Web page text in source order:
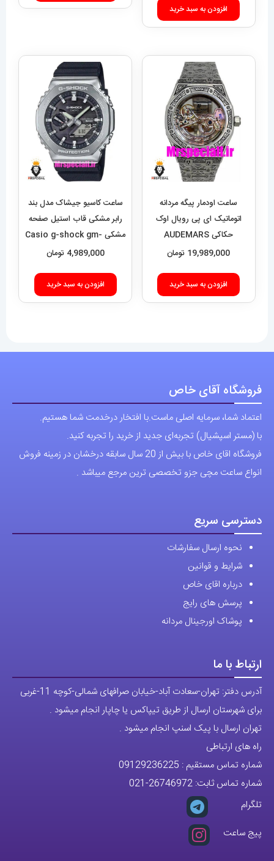
افزودن به سبد خرید
ساعت اودمار پیگه مردانه
اتوماتیک ای پی رویال اوک
حکاکی AUDEMARS
PIGUET ROYAL Oak
19,989,000 تومان
افزودن به سبد خرید
ساعت کاسیو جیشاک مدل بند
رابر مشکی قاب استیل صفحه
مشکی Casio g-shock gm-
2100 021462
4,989,000 تومان
افزودن به سبد خرید
فروشگاه آقای خاص
اعتماد شما، سرمایه اصلی ماست.با افتخار درخدمت شما هستیم.
با (مستر اسپشیال) تجربه‌ای جدید از خرید را تجربه کنید.
فروشگاه اقای خاص با بیش از 20 سال سابقه درخشان در زمینه فروش
انواع ساعت مچی جزو تخصصی ترین مرجع میباشد .
دسترسی سریع
نحوه ارسال سفارشات
شرایط و قوانین
درباره اقای خاص
پرسش های رایج
پوشاک اورجینال مردانه
ارتباط با ما
آدرس دفتر: تهران-سعادت آباد-خیابان صرافهای شمالی-کوچه 11-غربی
برای شهرستان ارسال از طریق تیپاکس یا چاپار انجام میشود .
تهران ارسال با پیک اسنپ انجام میشود .
راه های ارتباطی
شماره تماس مستقیم : 09129236225
شماره تماس ثابت: 26746972
-021
تلگرام
پیج ساعت